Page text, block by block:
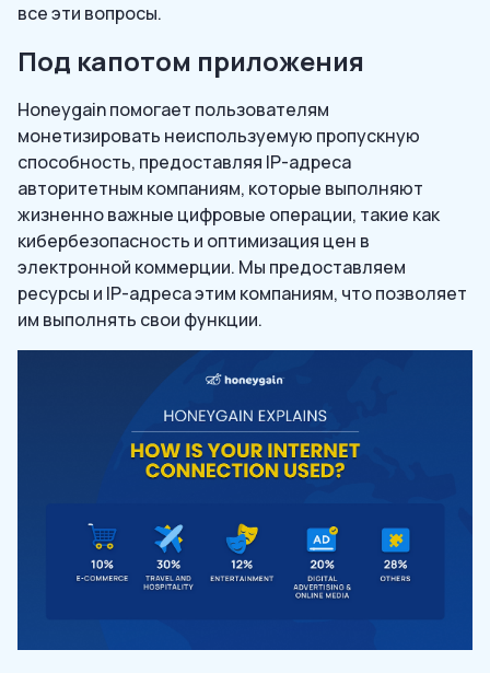
все эти вопросы.
Под капотом приложения
Honeygain помогает пользователям
монетизировать неиспользуемую пропускную
способность, предоставляя IP-адреса
авторитетным компаниям, которые выполняют
жизненно важные цифровые операции, такие как
кибербезопасность и оптимизация цен в
электронной коммерции. Мы предоставляем
ресурсы и IP-адреса этим компаниям, что позволяет
им выполнять свои функции.